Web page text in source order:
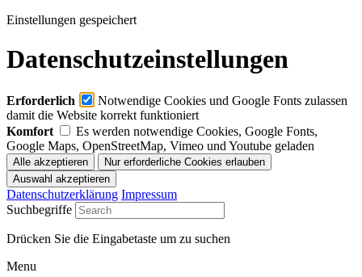
Einstellungen gespeichert
Datenschutzeinstellungen
Erforderlich
Notwendige Cookies und Google Fonts zulassen
damit die Website korrekt funktioniert
Komfort
Es werden notwendige Cookies, Google Fonts,
Google Maps, OpenStreetMap, Vimeo und Youtube geladen
Datenschutzerklärung Impressum
Suchbegriffe
Drücken Sie die Eingabetaste um zu suchen
Menu